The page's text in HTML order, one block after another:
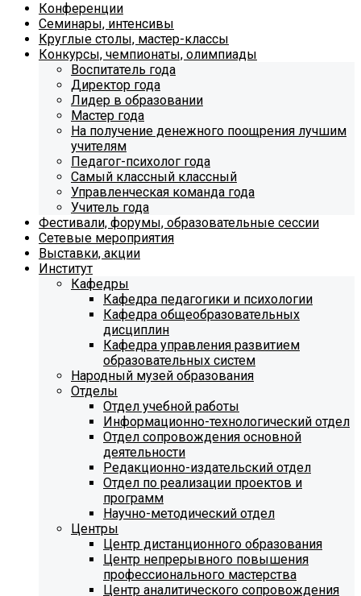
Конференции
Семинары, интенсивы
Круглые столы, мастер-классы
Конкурсы, чемпионаты, олимпиады
Воспитатель года
Директор года
Лидер в образовании
Мастер года
На получение денежного поощрения лучшим
учителям
Педагог-психолог года
Самый классный классный
Управленческая команда года
Учитель года
Фестивали, форумы, образовательные сессии
Сетевые мероприятия
Выставки, акции
Институт
Кафедры
Кафедра педагогики и психологии
Кафедра общеобразовательных
дисциплин
Кафедра управления развитием
образовательных систем
Народный музей образования
Отделы
Отдел учебной работы
Информационно-технологический отдел
Отдел сопровождения основной
деятельности
Редакционно-издательский отдел
Отдел по реализации проектов и
программ
Научно-методический отдел
Центры
Центр дистанционного образования
Центр непрерывного повышения
профессионального мастерства
Центр аналитического сопровождения